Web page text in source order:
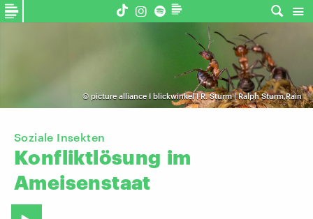
© picture alliance I blickwinkel I R. Sturm | Ralph Sturm,Rain
Soziale Insekten
Konfliktlösung im
Ameisenstaat